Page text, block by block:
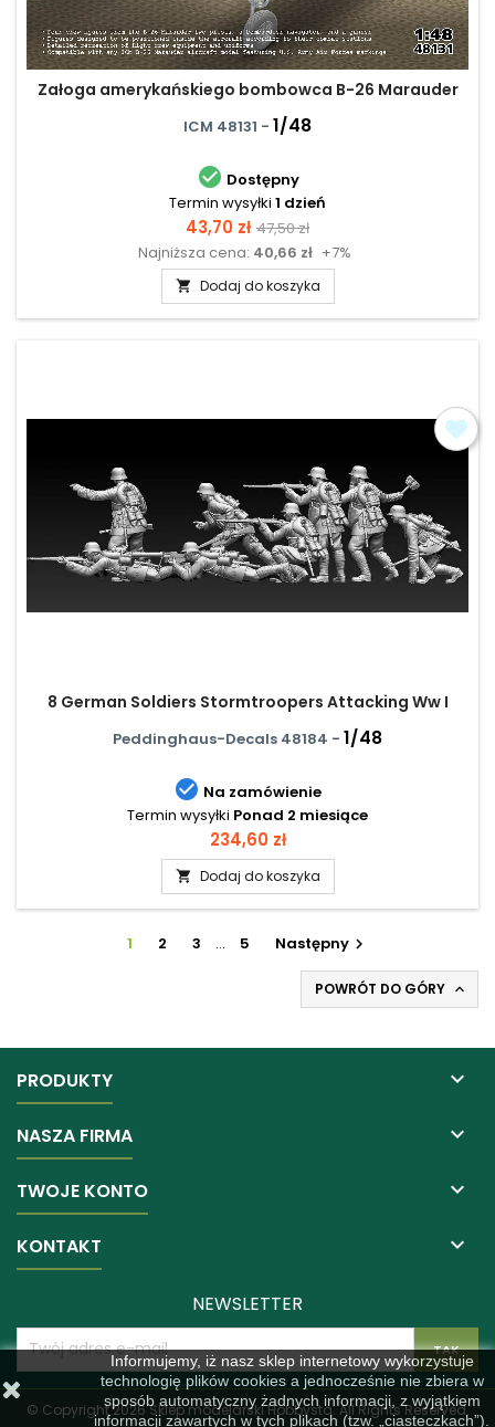
Załoga amerykańskiego bombowca B-26 Marauder
ICM 48131 - 1/48
 Dostępny
Termin wysyłki 1 dzień
Cena
43,70 zł Cena
podstawowa
47,50 zł
Najniższa cena: 40,66 zł +7%
 Dodaj do koszyka
8 German Soldiers Stormtroopers Attacking Ww I
Peddinghaus-Decals 48184 - 1/48
 Na zamówienie
Termin wysyłki Ponad 2 miesiące
Cena
234,60 zł
 Dodaj do koszyka
1 2 3 … 5 Następny
POWRÓT DO GÓRY 
PRODUKTY 
NASZA FIRMA 
TWOJE KONTO 
KONTAKT 
Informujemy, iż nasz sklep internetowy wykorzystuje
technologię plików cookies a jednocześnie nie zbiera w
sposób automatyczny żadnych informacji, z wyjątkiem
informacji zawartych w tych plikach (tzw. „ciasteczkach”).
NEWSLETTER
© Copyright 2026 Sklep modelarski Hobbysta. All Rights Reserved.